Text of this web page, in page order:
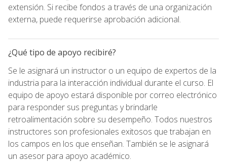
extensión. Si recibe fondos a través de una organización
externa, puede requerirse aprobación adicional.
¿Qué tipo de apoyo recibiré?
Se le asignará un instructor o un equipo de expertos de la
industria para la interacción individual durante el curso. El
equipo de apoyo estará disponible por correo electrónico
para responder sus preguntas y brindarle
retroalimentación sobre su desempeño. Todos nuestros
instructores son profesionales exitosos que trabajan en
los campos en los que enseñan. También se le asignará
un asesor para apoyo académico.